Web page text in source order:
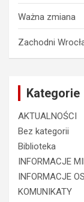
Ważna zmiana
Zachodni
Kategorie
AKTUALNOŚCI
Bez kategorii
Biblioteka
INFORMACJE
INFORMACJE
KOMUNIKATY